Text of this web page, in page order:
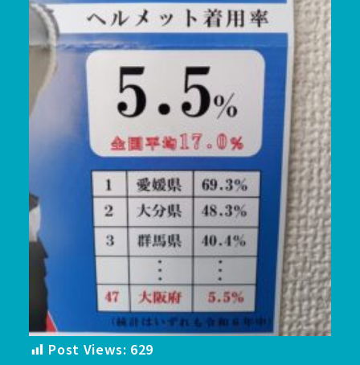
Post Views: 629